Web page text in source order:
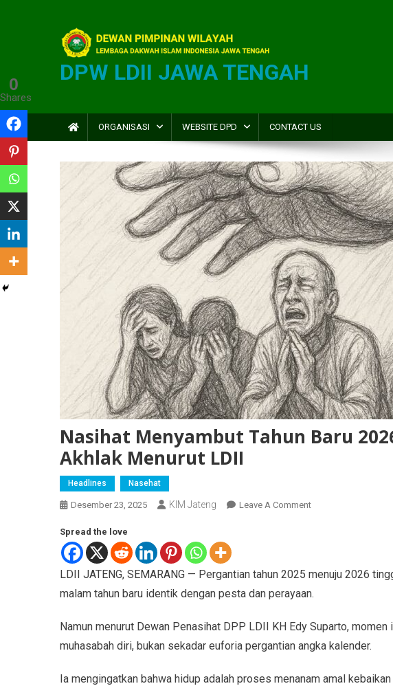
DPW LDII JAWA TENGAH
ORGANISASI WEBSITE DPD CONTACT US
Nasihat Menyambut Tahun Baru
Akhlak Menurut LDII
Headlines Nasehat
Desember 23, 2025 KIM Jateng Leave A Comment
Spread the love
LDII JATENG, SEMARANG — Pergantian tahun 2025 menuju 2026
malam tahun baru identik dengan pesta dan perayaan.
Namun menurut Dewan Penasihat DPP LDII KH Edy Suparto,
muhasabah diri, bukan sekadar euforia pergantian angka kalender.
Ia mengingatkan bahwa hidup adalah proses menanam amal
0
Shares